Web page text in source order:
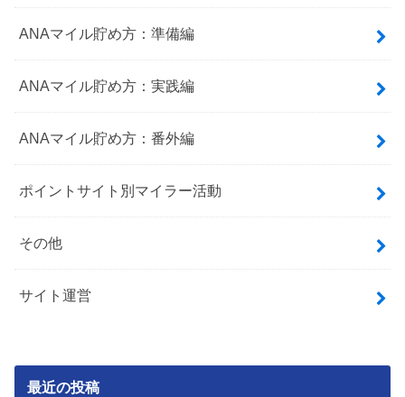
ANAマイル貯め方：準備編
ANAマイル貯め方：実践編
ANAマイル貯め方：番外編
ポイントサイト別マイラー活動
その他
サイト運営
最近の投稿